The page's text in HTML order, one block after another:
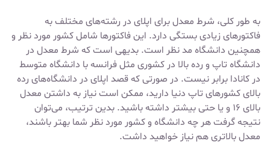
به طور کلی، شرط معدل برای اپلای در رشته‌های مختلف به
فاکتورهای زیادی بستگی دارد. این فاکتورها شامل کشور مورد نظر و
همچنین دانشگاه مد نظر است. بدیهی است که شرط معدل در
دانشگاه تاپ و رده بالا در کشوری مثل فرانسه با دانشگاه متوسط
در کانادا برابر نیست. در صورتی که قصد اپلای در دانشگاه‌های رده
بالای کشورهای تاپ دنیا دارید، ممکن است نیاز به داشتن معدل
بالای ۱۶ و یا حتی بیشتر داشته باشید. بدین ترتیب، می‌توان
نتیجه گرفت هر چه دانشگاه و کشور مورد نظر شما بهتر باشند،
معدل بالاتری هم نیاز خواهید داشت.